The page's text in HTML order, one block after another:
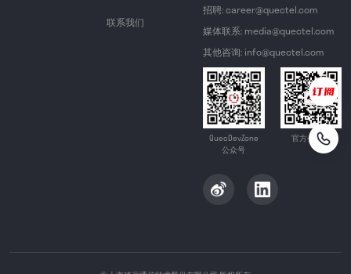
联系我们
招聘: career@quectel.com
媒体联系: media@quectel.com
其他咨询: info@quectel.com
QuecDevZone
公众号
官方公众号